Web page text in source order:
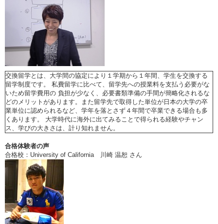
交換留学とは、大学間の協定により１学期から１年間、学生を交換する
留学制度です。 私費留学に比べて、留学先への授業料を支払う必要がな
いため留学費用の 負担が少なく、必要書類準備の手間が簡略化されるな
どのメリットがあります。また留学先で取得した単位が日本の大学の卒
業単位に認められるなど、学年を落とさず４年間で卒業できる場合も多
くあります。 大学時代に海外に出てみることで得られる経験やチャン
ス、学びの大きさは、計り知れません。
合格体験者の声
合格校：University of California 川崎 温恕 さん